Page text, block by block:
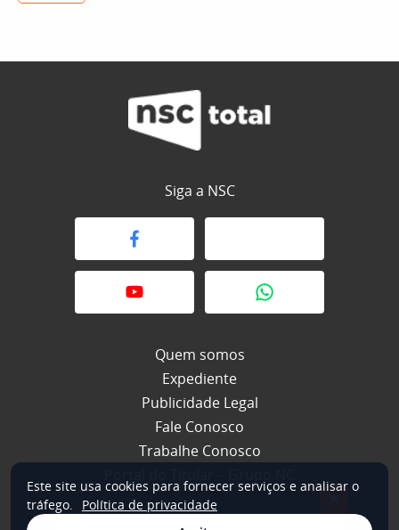
Siga a NSC
Quem somos
Expediente
Publicidade Legal
Fale Conosco
Trabalhe Conosco
Este site usa cookies para fornecer serviços e analisar o
tráfego.
Política de privacidade